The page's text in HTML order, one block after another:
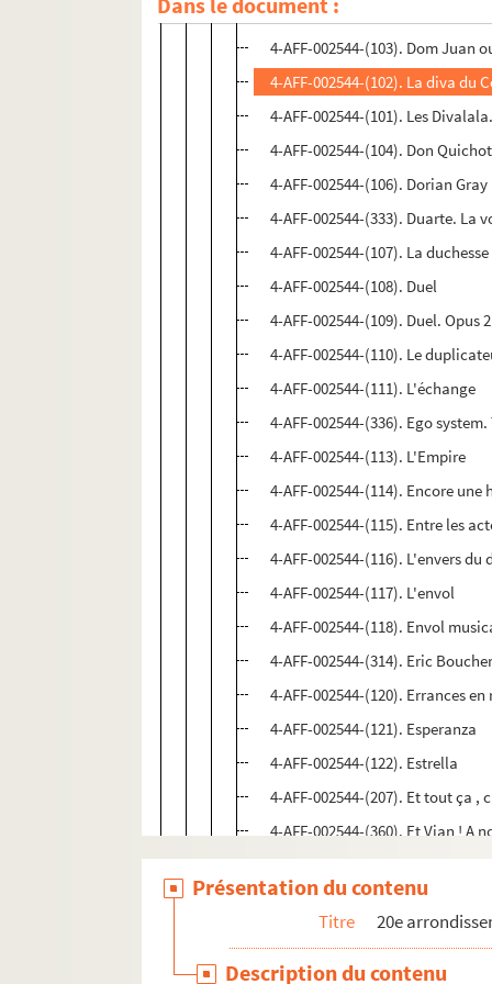
4-AFF-002544-(100). Didier
4-AFF-002544-(103). Dom Juan
4-AFF-002544-(102). La diva du
4-AFF-002544-(101). Les
4-AFF-002544-(104). Don
4-AFF-002544-(106). Dorian Gray
4-AFF-002544-(333). Duarte. La
4-AFF-002544-(107). La duchesse
4-AFF-002544-(108). Duel
4-AFF-002544-(109). Duel. Opus 2
4-AFF-002544-(110). Le
4-AFF-002544-(111). L'échange
4-AFF-002544-(336). Ego
4-AFF-002544-(113). L'Empire
4-AFF-002544-(114). Encore une
4-AFF-002544-(115). Entre les
4-AFF-002544-(116). L'envers du
4-AFF-002544-(117). L'envol
4-AFF-002544-(118). Envol
4-AFF-002544-(314). Eric
4-AFF-002544-(120). Errances
4-AFF-002544-(121). Esperanza
4-AFF-002544-(122). Estrella
4-AFF-002544-(207). Et tout ça ,
4-AFF-002544-(360). Et Vian ! A
4-AFF-002544-(385). Fabell.
4-AFF-002544-(124). La fabrique
4-AFF-002544-(125). La fabrique
Présentation du contenu
Titre 20e
Description du contenu